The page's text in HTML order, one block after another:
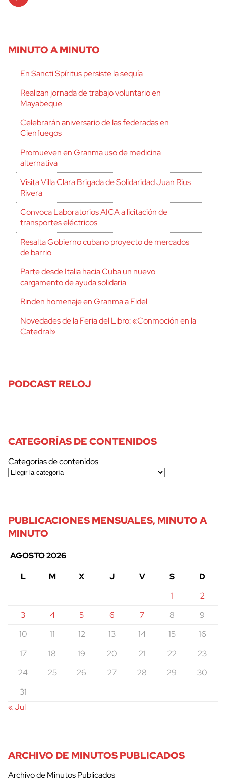
MINUTO A MINUTO
En Sancti Spíritus persiste la sequía
Realizan jornada de trabajo voluntario en
Mayabeque
Celebrarán aniversario de las federadas en
Cienfuegos
Promueven en Granma uso de medicina
alternativa
Visita Villa Clara Brigada de Solidaridad Juan Rius
Rivera
Convoca Laboratorios AICA a licitación de
transportes eléctricos
Resalta Gobierno cubano proyecto de mercados
de barrio
Parte desde Italia hacia Cuba un nuevo
cargamento de ayuda solidaria
Rinden homenaje en Granma a Fidel
Novedades de la Feria del Libro: «Conmoción en la
Catedral»
PODCAST RELOJ
CATEGORÍAS DE CONTENIDOS
Categorías de contenidos
PUBLICACIONES MENSUALES, MINUTO A
MINUTO
AGOSTO 2026
L
M X J V S
D
1
2
3
4 5 6 7 8
9
10
11 12 13 14 15
16
17
18 19 20 21 22
23
24
25 26 27 28 29
30
31
« Jul
ARCHIVO DE MINUTOS PUBLICADOS
Archivo de Minutos Publicados